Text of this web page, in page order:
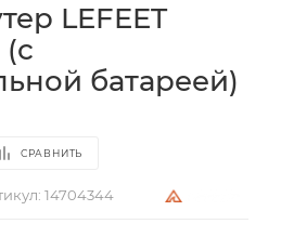
LEFEET
(с
батареей)
СРАВНИТЬ
14704344